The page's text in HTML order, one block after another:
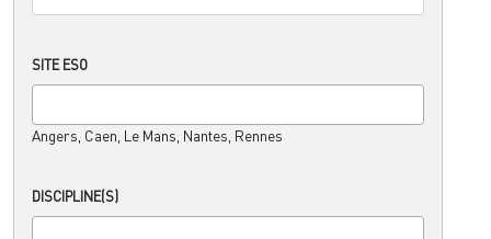
SITE ESO
Angers, Caen, Le Mans, Nantes, Rennes
DISCIPLINE(S)